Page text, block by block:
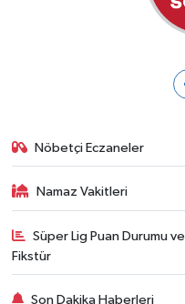
Nöbetçi Eczaneler
Namaz Vakitleri
Süper Lig Puan Durumu ve
Fikstür
Son Dakika Haberleri